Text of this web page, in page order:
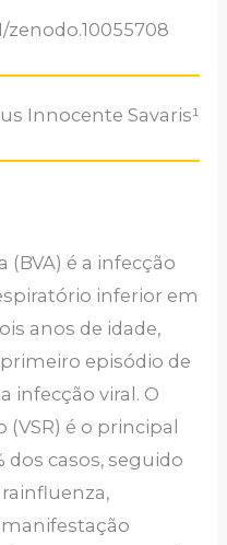
zenodo.10055708
Innocente Savaris¹
é a infecção
inferior em
anos de idade,
episódio de
infecção viral. O
(VSR) é o principal
dos casos, seguido